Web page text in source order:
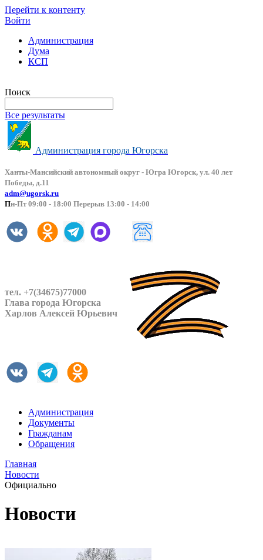
Перейти к контенту
Войти
Администрация
Дума
КСП
Поиск
Все результаты
Администрация города Югорска
Ханты-Мансийский автономный округ - Югра Югорск, ул. 40 лет
Победы, д.11
adm@ugorsk.ru
Пн-Пт 09:00 - 18:00 Перерыв 13:00 - 14:00
тел. +7(34675)77000
Глава города Югорска
Харлов Алексей Юрьевич
Администрация
Документы
Гражданам
Обращения
Главная
Новости
Официально
Новости